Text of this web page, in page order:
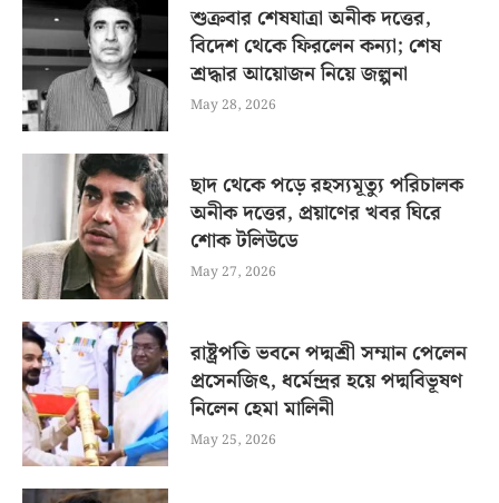
শুক্রবার শেষযাত্রা অনীক দত্তের,
বিদেশ থেকে ফিরলেন কন্যা; শেষ
শ্রদ্ধার আয়োজন নিয়ে জল্পনা
May 28, 2026
ছাদ থেকে পড়ে রহস্যমূত্যু পরিচালক
অনীক দত্তের, প্রয়াণের খবর ঘিরে
শোক টলিউডে
May 27, 2026
রাষ্ট্রপতি ভবনে পদ্মশ্রী সম্মান পেলেন
প্রসেনজিৎ, ধর্মেন্দ্রর হয়ে পদ্মবিভূষণ
নিলেন হেমা মালিনী
May 25, 2026